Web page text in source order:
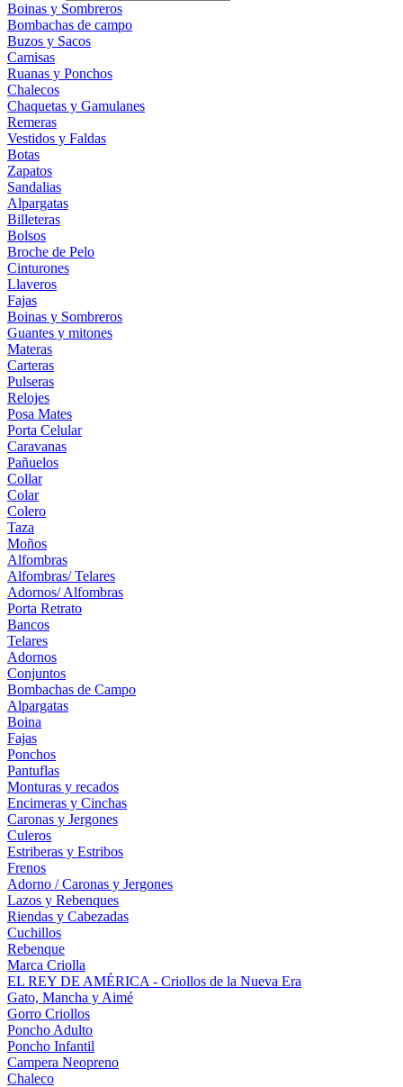
Boinas y Sombreros
Bombachas de campo
Buzos y Sacos
Camisas
Ruanas y Ponchos
Chalecos
Chaquetas y Gamulanes
Remeras
Vestidos y Faldas
Botas
Zapatos
Sandalias
Alpargatas
Billeteras
Bolsos
Broche de Pelo
Cinturones
Llaveros
Fajas
Boinas y Sombreros
Guantes y mitones
Materas
Carteras
Pulseras
Relojes
Posa Mates
Porta Celular
Caravanas
Pañuelos
Collar
Colar
Colero
Taza
Moños
Alfombras
Alfombras/ Telares
Adornos/ Alfombras
Porta Retrato
Bancos
Telares
Adornos
Conjuntos
Bombachas de Campo
Alpargatas
Boina
Fajas
Ponchos
Pantuflas
Monturas y recados
Encimeras y Cinchas
Caronas y Jergones
Culeros
Estriberas y Estribos
Frenos
Adorno / Caronas y Jergones
Lazos y Rebenques
Riendas y Cabezadas
Cuchillos
Rebenque
Marca Criolla
EL REY DE AMÉRICA - Criollos de la Nueva Era
Gato, Mancha y Aimé
Gorro Criollos
Poncho Adulto
Poncho Infantil
Campera Neopreno
Chaleco